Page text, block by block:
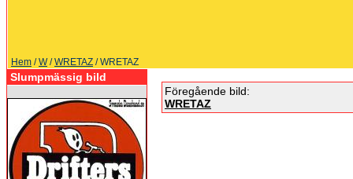
Hem /W/WRETAZ / WRETAZ
Slumpmässig bild
Föregående bild:
WRETAZ